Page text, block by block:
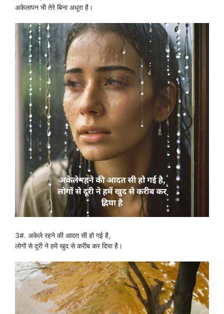
अकेलापन भी तेरे बिना अधूरा है।
3#. अकेले रहने की आदत सी हो गई है,
लोगों से दूरी ने हमें खुद से करीब कर दिया है।